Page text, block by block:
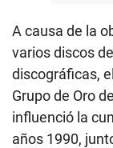
A causa de la
varios discos
discográficas,
Grupo de Oro
influenció la
años 1990,